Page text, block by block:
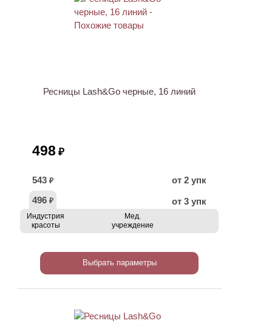
Ресницы Lash&Go черные, 16 линий
498 ₽
543 ₽
от 2 упк
496 ₽ от 3 упк
Индустрия
красоты
Мед.
учреждение
Выбрать параметры